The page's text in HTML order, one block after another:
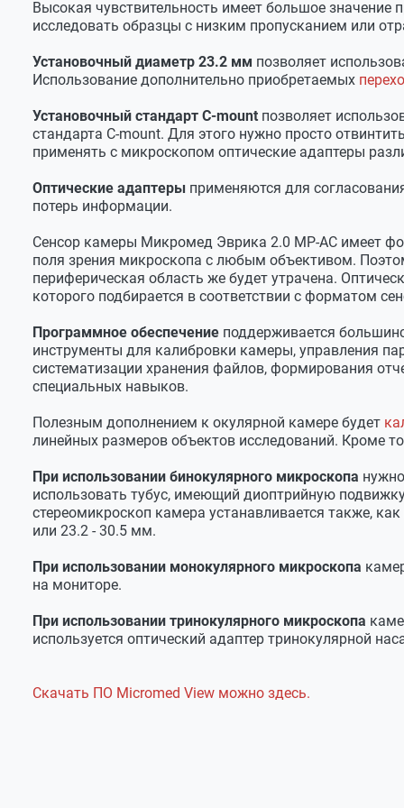
Высокая чувствительность имеет большое значение
исследовать образцы с низким пропусканием или
Установочный диаметр 23.2 мм позволяет
Использование дополнительно приобретаемых
Установочный стандарт С-mount позволяет
стандарта С-mount. Для этого нужно просто
применять с микроскопом оптические адаптеры
Оптические адаптеры применяются для
потерь информации.
Сенсор камеры Микромед Эврика 2.0 MP-AC имеет
поля зрения микроскопа с любым объективом.
периферическая область же будет утрачена.
которого подбирается в соответствии с форматом
Программное обеспечение поддерживается
инструменты для калибровки камеры, управления
систематизации хранения файлов, формирования
специальных навыков.
Полезным дополнением к окулярной камере будет
линейных размеров объектов исследований. Кроме
При использовании бинокулярного микроскопа
использовать тубус, имеющий диоптрийную
стереомикроскоп камера устанавливается также,
или 23.2 - 30.5 мм.
При использовании монокулярного микроскопа
на мониторе.
При использовании тринокулярного микроскопа
используется оптический адаптер тринокулярной
Скачать ПО Micromed View можно здесь.
Динамический диапазон 69 дБ
Развертка Прогрессивная
Чувствительность (550 нм) 3300 мВ/люкс-сек
Спектральный диапазон
Интерфейс подключения USB2.0
Оптический адаптер C-mount Дополнительно
Программное обеспечение Micromed View
Питание
Рабочий диапазон температур 5…40?С
Размер в упаковке 185х165х45 мм
Вес с упаковкой 180 г